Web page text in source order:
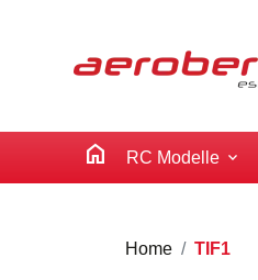
home RC Modelle
Home TIF1